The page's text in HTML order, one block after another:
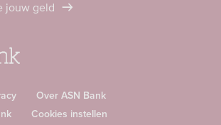
jouw geld
Over ASN Bank
Cookies instellen